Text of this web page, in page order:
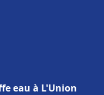
eau à L'Union